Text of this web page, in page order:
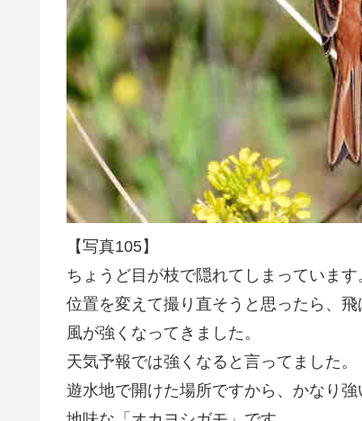
【写真105】
ちょうど目が枝で隠れてしまっています
位置を変えて撮り直そうと思ったら、飛
風が強くなってきました。
天気予報では強くなると言ってました。
遊水地で開けた場所ですから、かなり強